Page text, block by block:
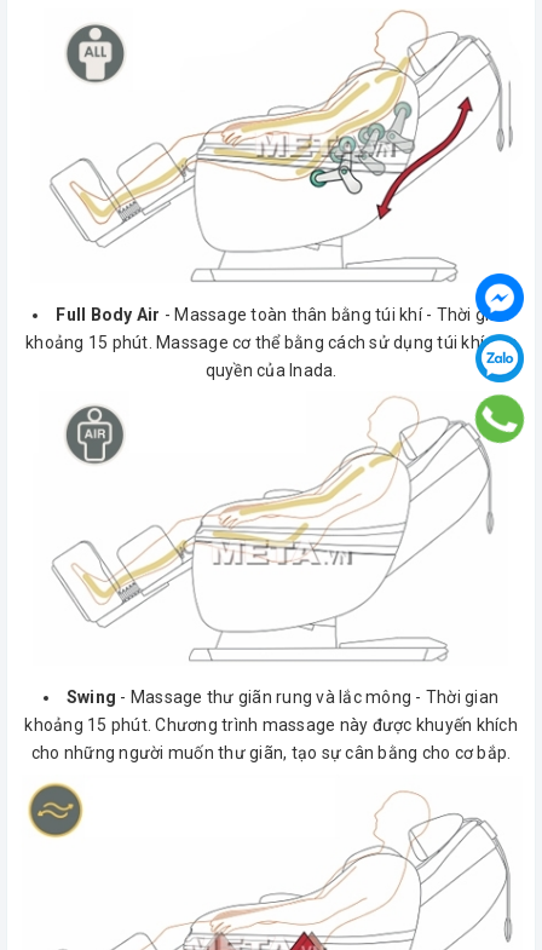
Full Body Air - Massage toàn thân bằng túi khí - Thời gian
khoảng 15 phút. Massage cơ thể bằng cách sử dụng túi khí độc
quyền của Inada.
Swing - Massage thư giãn rung và lắc mông - Thời gian
khoảng 15 phút. Chương trình massage này được khuyến khích
cho những người muốn thư giãn, tạo sự cân bằng cho cơ bắp.